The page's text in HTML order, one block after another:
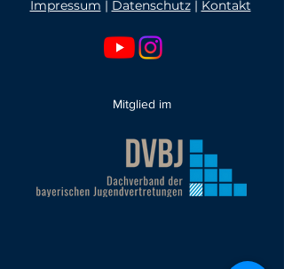
Impressum | Datenschutz| Kontakt
Mitglied im